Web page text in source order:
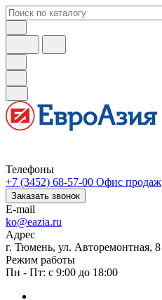
Телефоны
+7 (3452) 68-57-00 Офис продаж
Заказать звонок
E-mail
ko@eazia.ru
Адрес
г. Тюмень, ул. Авторемонтная, 8
Режим работы
Пн - Пт: с 9:00 до 18:00